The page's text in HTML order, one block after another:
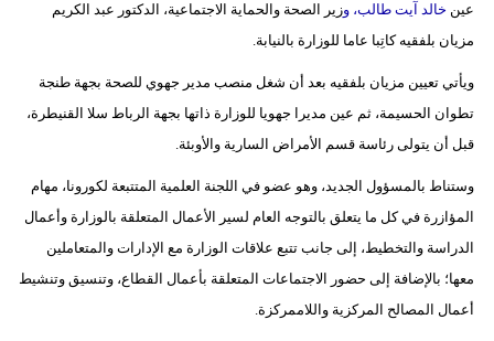
تعليم
أزياء
علوم
وتكنولوجيا
بيئة
عين خالد آيت طالب، وزير الصحة والحماية الاجتماعية، الدكتور عبد الكريم
مزيان بلفقيه كاتِبا عاما للوزارة بالنيابة.
ويأتي تعيين مزيان بلفقيه بعد أن شغل منصب مدير جهوي للصحة بجهة طنجة
تطوان الحسيمة، ثم عين مديرا جهويا للوزارة ذاتها بجهة الرباط سلا القنيطرة،
قبل أن يتولى رئاسة قسم الأمراض السارية والأوبئة.
وستناط بالمسؤول الجديد، وهو عضو في اللجنة العلمية المتتبعة لكورونا، مهام
المؤازرة في كل ما يتعلق بالتوجه العام لسير الأعمال المتعلقة بالوزارة وأعمال
الدراسة والتخطيط، إلى جانب تتبع علاقات الوزارة مع الإدارات والمتعاملين
معها؛ بالإضافة إلى حضور الاجتماعات المتعلقة بأعمال القطاع، وتنسيق وتنشيط
أعمال المصالح المركزية واللاممركزة.